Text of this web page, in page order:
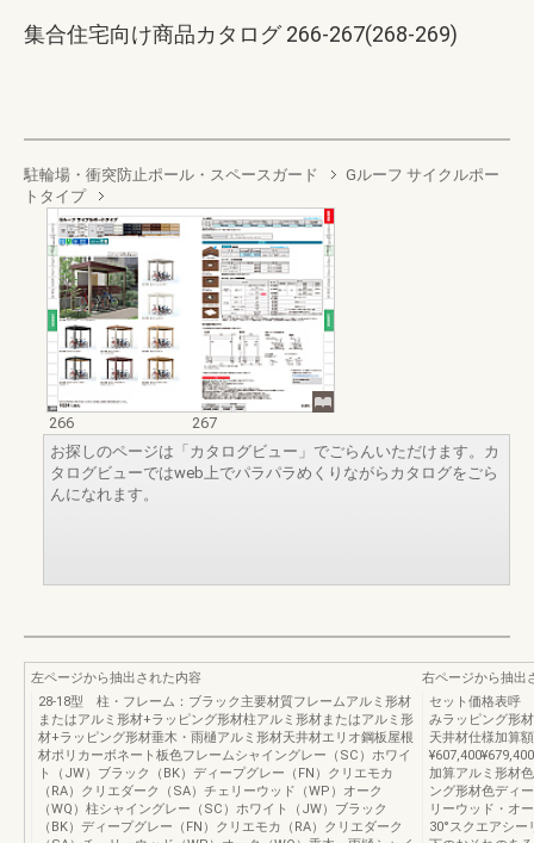
集合住宅向け商品カタログ 266-267(268-269)
駐輪場・衝突防止ポール・スペースガード
Gルーフ サイクルポー
トタイプ
266
267
お探しのページは「カタログビュー」でごらんいただけます。カ
タログビューではweb上でパラパラめくりながらカタログをごら
んになれます。
左ページから抽出された内容
28-18型 柱・フレーム：ブラック主要材質フレームアルミ形材
またはアルミ形材+ラッピング形材柱アルミ形材またはアルミ形
材+ラッピング形材垂木・雨樋アルミ形材天井材エリオ鋼板屋根
材ポリカーボネート板色フレームシャイングレー（SC）ホワイ
ト（JW）ブラック（BK）ディープグレー（FN）クリエモカ
（RA）クリエダーク（SA）チェリーウッド（WP）オーク
（WQ）柱シャイングレー（SC）ホワイト（JW）ブラック
（BK）ディープグレー（FN）クリエモカ（RA）クリエダーク
右ページから抽出
セット価格表呼
みラッピング形
天井材仕様加算
加算アルミ形材
ング形材色ディ
リーウッド・オ
30°スクエアシ